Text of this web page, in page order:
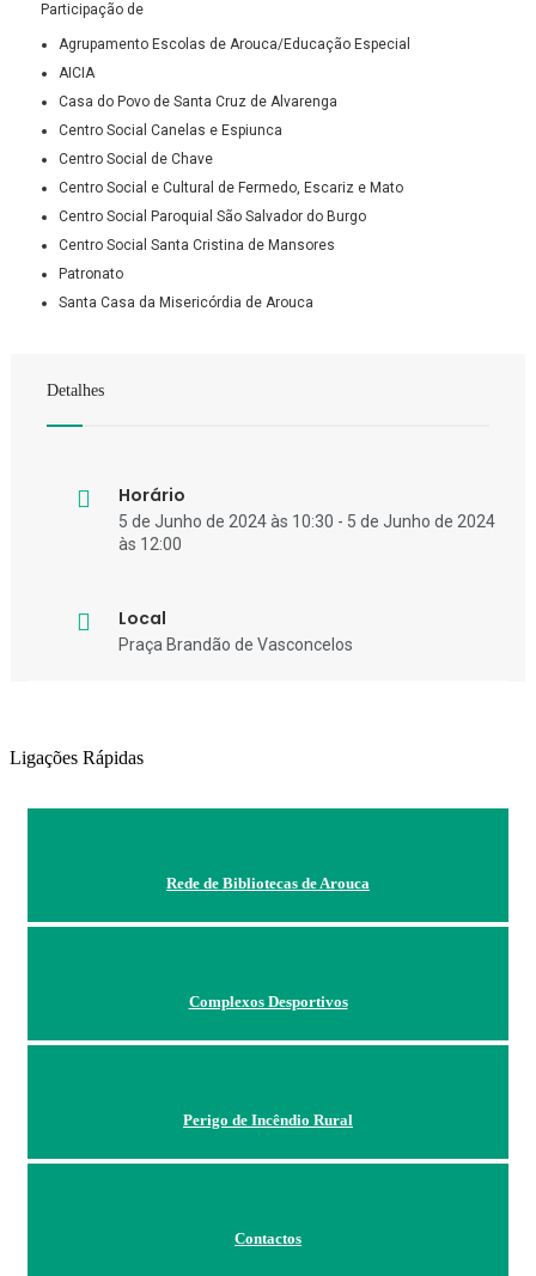
Participação de
Agrupamento Escolas de Arouca/Educação Especial
AICIA
Casa do Povo de Santa Cruz de Alvarenga
Centro Social Canelas e Espiunca
Centro Social de Chave
Centro Social e Cultural de Fermedo, Escariz e Mato
Centro Social Paroquial São Salvador do Burgo
Centro Social Santa Cristina de Mansores
Patronato
Santa Casa da Misericórdia de Arouca
Detalhes
Horário
5 de Junho de 2024 às 10:30 - 5 de Junho de 2024
às 12:00
Local
Praça Brandão de Vasconcelos
Ligações Rápidas
Rede de Bibliotecas de Arouca
Complexos Desportivos
Perigo de Incêndio Rural
Contactos